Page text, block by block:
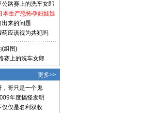
公路赛上的洗车女郎
本生产恐怖孕妇娃娃
出来的问题
药应该视为共犯吗
(组图)
赛上的洗车女郎
更多>>
，哥只是一个鬼
年度搞怪发明
仅仅是名利双收